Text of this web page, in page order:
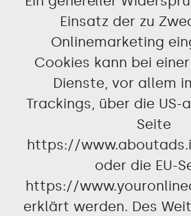
Einsatz der zu
Onlinemarketing
Cookies kann bei
Dienste, vor allem
Trackings, über die US-
Seite
https://
oder die EU-
https://
erklärt werden. Des